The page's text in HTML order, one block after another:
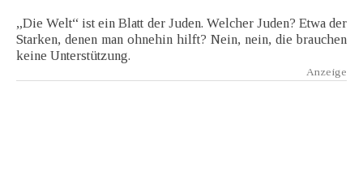
„Die Welt“ ist ein Blatt der Juden. Welcher Juden? Etwa der
Starken, denen man ohnehin hilft? Nein, nein, die brauchen
keine Unterstützung.